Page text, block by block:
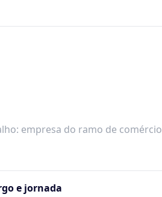
empresa do ramo de comércio
e jornada